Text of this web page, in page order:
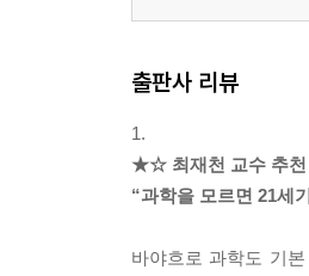
출판사 리뷰
1.
★☆ 최재천 교수 추
“과학을 모르면 21세
바야흐로 과학도 기